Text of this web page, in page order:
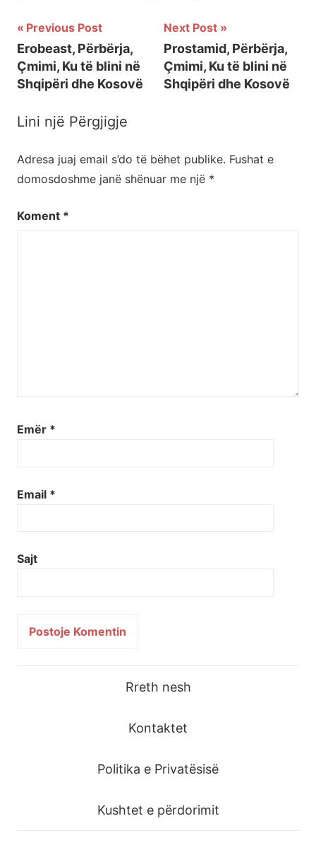
Lëvizje
te
Previous Post
Erobeast, Përbërja,
Çmimi, Ku të blini në
Shqipëri dhe Kosovë
Next Post
Prostamid, Përbërja,
Çmimi, Ku të blini në
Shqipëri dhe Kosovë
Lini një Përgjigje
Adresa juaj email s’do të bëhet publike. Fushat e
domosdoshme janë shënuar me një *
Koment *
Emër *
Email *
Sajt
Rreth nesh
Kontaktet
Politika e Privatësisë
Kushtet e përdorimit